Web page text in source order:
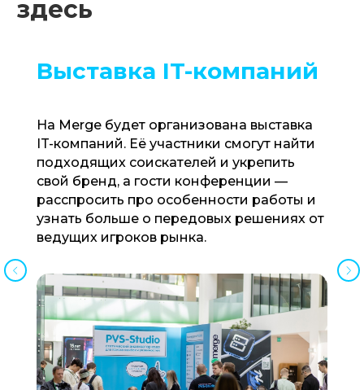
здесь
Выставка IT-компаний
На Merge будет организована выставка
IT-компаний. Её участники смогут найти
подходящих соискателей и укрепить
свой бренд, а гости конференции —
расспросить про особенности работы и
узнать больше о передовых решениях от
ведущих игроков рынка.